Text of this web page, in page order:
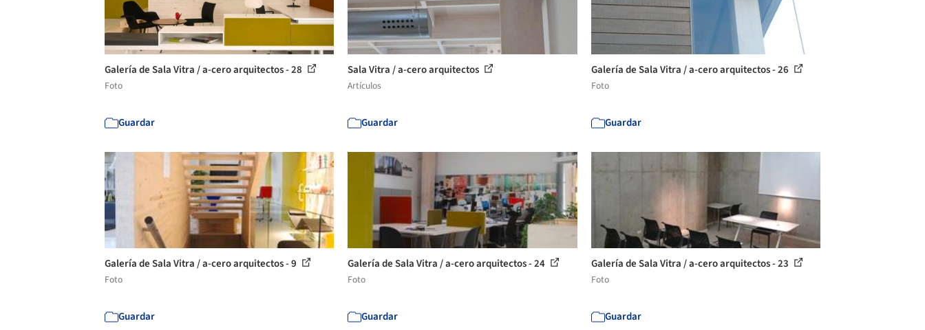
Galería de Sala Vitra / a-cero arquitectos - 28
Foto
Guardar
Sala Vitra / a-cero arquitectos
Artículos
Guardar
Galería de Sala Vitra / a-cero arquitectos - 26
Foto
Guardar
Galería de Sala Vitra / a-cero arquitectos - 9
Foto
Guardar
Galería de Sala Vitra / a-cero arquitectos - 24
Foto
Guardar
Galería de Sala Vitra / a-cero arquitectos - 23
Foto
Guardar